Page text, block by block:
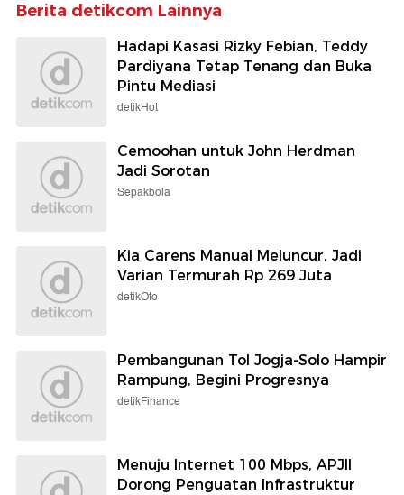
Berita detikcom Lainnya
Hadapi Kasasi Rizky Febian, Teddy
Pardiyana Tetap Tenang dan Buka
Pintu Mediasi
detikHot
Cemoohan untuk John Herdman
Jadi Sorotan
Sepakbola
Kia Carens Manual Meluncur, Jadi
Varian Termurah Rp 269 Juta
detikOto
Pembangunan Tol Jogja-Solo Hampir
Rampung, Begini Progresnya
detikFinance
Menuju Internet 100 Mbps, APJII
Dorong Penguatan Infrastruktur